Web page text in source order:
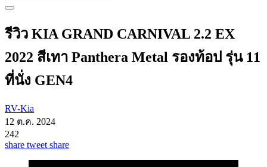
รีวิว KIA GRAND CARNIVAL 2.2 EX
2022 สีเทา Panthera Metal รองท้อป รุ่น 11
ที่นั่ง GEN4
RV-Kia
12 ต.ค. 2024
242
share tweet share